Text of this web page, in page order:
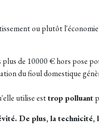
ou plutôt
de 10000 € hors pose
du fioul domestique
utilise esttrop polluant
De plus, la